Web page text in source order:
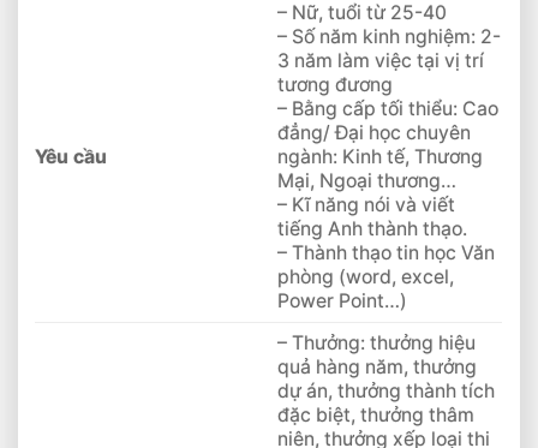
Yêu cầu
– Nữ, tuổi từ 25-40
– Số năm kinh nghiệm: 2-
3 năm làm việc tại vị trí
tương đương
– Bằng cấp tối thiểu: Cao
đẳng/ Đại học chuyên
ngành: Kinh tế, Thương
Mại, Ngoại thương…
– Kĩ năng nói và viết
tiếng Anh thành thạo.
– Thành thạo tin học Văn
phòng (word, excel,
Power Point…)
– Thưởng: thưởng hiệu
quả hàng năm, thưởng
dự án, thưởng thành tích
đặc biệt, thưởng thâm
niên, thưởng xếp loại thi